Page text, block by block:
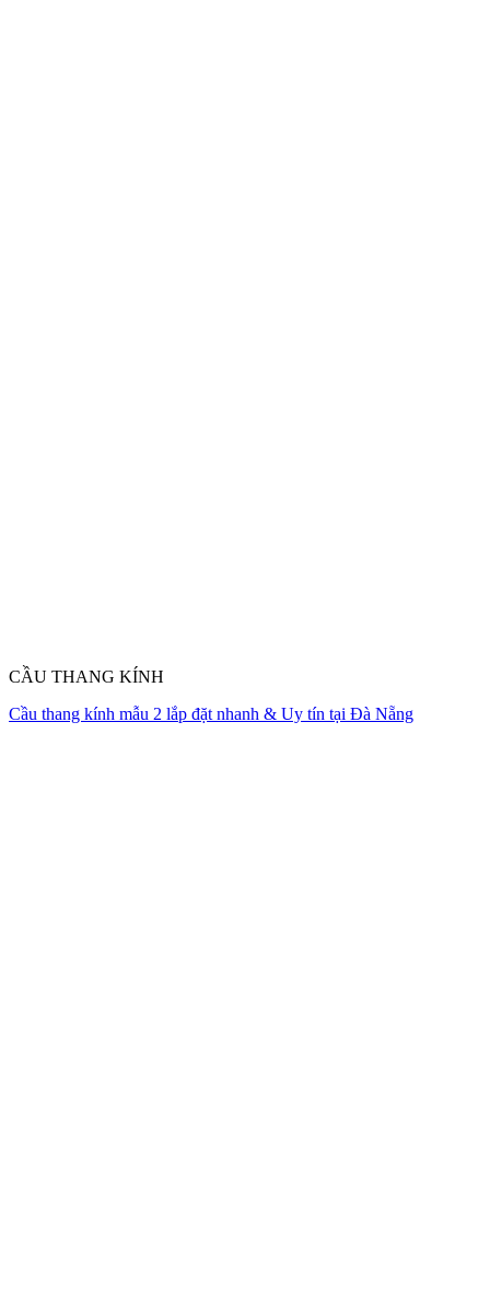
CẦU THANG KÍNH
Cầu thang kính mẫu 2 lắp đặt nhanh & Uy tín tại Đà Nẵng